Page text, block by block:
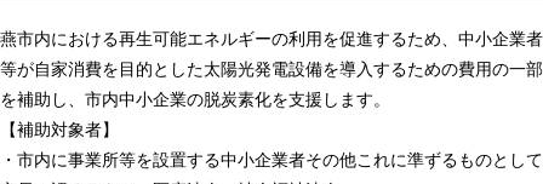
燕市内における再生可能エネルギーの利用を促進するため、中小企業者
等が自家消費を目的とした太陽光発電設備を導入するための費用の一部
を補助し、市内中小企業の脱炭素化を支援します。
【補助対象者】
・市内に事業所等を設置する中小企業者その他これに準ずるものとして